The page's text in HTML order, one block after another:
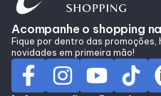
Acompanhe o shopping
Fique por dentro das
novidades em primeira mão!